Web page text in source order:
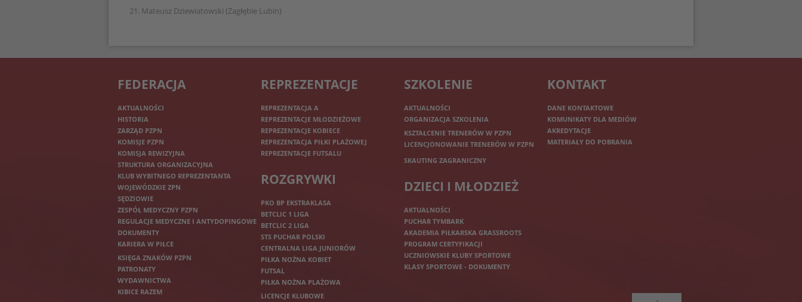
21. Mateusz Dziewiatowski (Zagłębie Lubin)
FEDERACJA
AKTUALNOŚCI
HISTORIA
ZARZĄD PZPN
KOMISJE PZPN
KOMISJA REWIZYJNA
STRUKTURA ORGANIZACYJNA
KLUB WYBITNEGO REPREZENTANTA
WOJEWÓDZKIE ZPN
SĘDZIOWIE
ZESPÓŁ MEDYCZNY PZPN
REGULACJE MEDYCZNE I ANTYDOPINGOWE
DOKUMENTY
KARIERA W PIŁCE
KSIĘGA ZNAKÓW PZPN
PATRONATY
WYDAWNICTWA
KIBICE RAZEM
REPREZENTACJE
REPREZENTACJA A
REPREZENTACJE MŁODZIEŻOWE
REPREZENTACJE KOBIECE
REPREZENTACJA PIŁKI PLAŻOWEJ
REPREZENTACJE FUTSALU
ROZGRYWKI
PKO BP EKSTRAKLASA
BETCLIC 1 LIGA
BETCLIC 2 LIGA
STS PUCHAR POLSKI
CENTRALNA LIGA JUNIORÓW
PIŁKA NOŻNA KOBIET
FUTSAL
PIŁKA NOŻNA PLAŻOWA
LICENCJE KLUBOWE
SZKOLENIE
AKTUALNOŚCI
ORGANIZACJA SZKOLENIA
KSZTAŁCENIE TRENERÓW W PZPN
LICENCJONOWANIE TRENERÓW W PZPN
SKAUTING ZAGRANICZNY
DZIECI I MŁODZIEŻ
AKTUALNOŚCI
PUCHAR TYMBARK
AKADEMIA PIŁKARSKA GRASSROOTS
PROGRAM CERTYFIKACJI
UCZNIOWSKIE KLUBY SPORTOWE
KLASY SPORTOWE - DOKUMENTY
KONTAKT
DANE KONTAKTOWE
KOMUNIKATY DLA MEDIÓW
AKREDYTACJE
MATERIAŁY DO POBRANIA